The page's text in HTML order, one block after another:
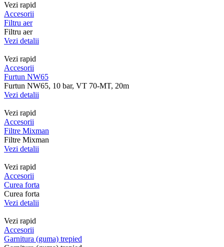
Vezi rapid
Accesorii
Filtru aer
Filtru aer
Vezi detalii
Vezi rapid
Accesorii
Furtun NW65
Furtun NW65, 10 bar, VT 70-MT, 20m
Vezi detalii
Vezi rapid
Accesorii
Filtre Mixman
Filtre Mixman
Vezi detalii
Vezi rapid
Accesorii
Curea forta
Curea forta
Vezi detalii
Vezi rapid
Accesorii
Garnitura (guma) trepied